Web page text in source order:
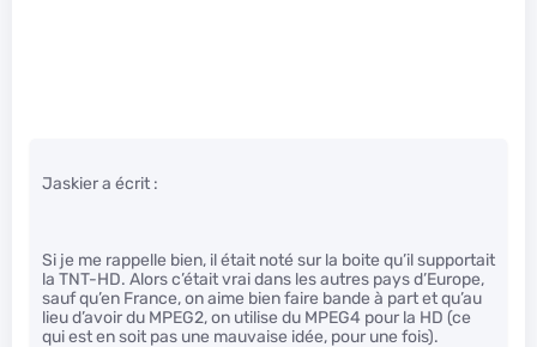
Jaskier a écrit :
Si je me rappelle bien, il était noté sur la boite qu’il supportait
la TNT-HD. Alors c’était vrai dans les autres pays d’Europe,
sauf qu’en France, on aime bien faire bande à part et qu’au
lieu d’avoir du MPEG2, on utilise du MPEG4 pour la HD (ce
qui est en soit pas une mauvaise idée, pour une fois).